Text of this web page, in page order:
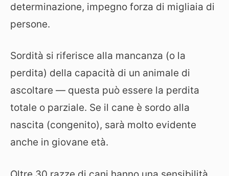
determinazione, impegno forza di migliaia di
persone.
Sordità si riferisce alla mancanza (o la
perdita) della capacità di un animale di
ascoltare — questa può essere la perdita
totale o parziale. Se il cane è sordo alla
nascita (congenito), sarà molto evidente
anche in giovane età.